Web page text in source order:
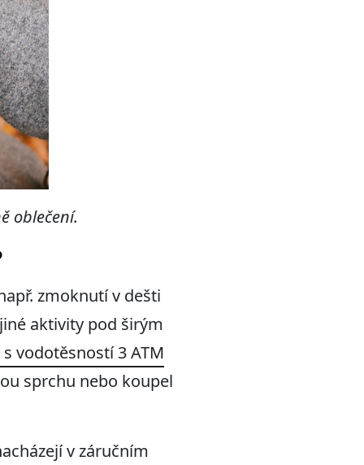
oblečení.
zmoknutí v dešti
aktivity pod širým
vodotěsností 3 ATM
sprchu nebo koupel
v záručním